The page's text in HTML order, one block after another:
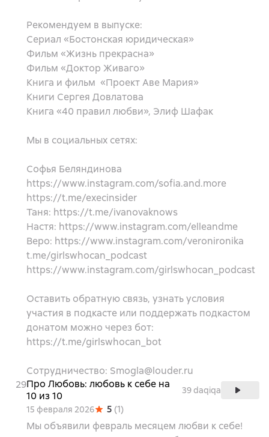
Рекомендуем в выпуске:
Сериал «Бостонская юридическая»
Фильм «Жизнь прекрасна»
Фильм «Доктор Живаго»
Книга и фильм «Проект Аве Мария»
Книги Сергея Довлатова
Книга «40 правил любви», Элиф Шафак
Мы в социальных сетях:
Софья Беляндинова
https://www.instagram.com/sofia.and.more
https://t.me/execinsider
Таня: https://t.me/ivanovaknows
Настя: https://www.instagram.com/elleandme
Веро: https://www.instagram.com/veronironika
t.me/girlswhocan_podcast
https://www.instagram.com/girlswhocan_podcast
Оставить обратную связь, узнать условия
участия в подкасте или поддержать подкастом
донатом можно через бот:
https://t.me/girlswhocan_bot
Сотрудничество: Smogla@louder.ru
29Про Любовь: любовь к себе на
10 из 10
39 daqiqa
15 февраля 2026
5 (1)
Мы объявили февраль месяцем любви к себе!